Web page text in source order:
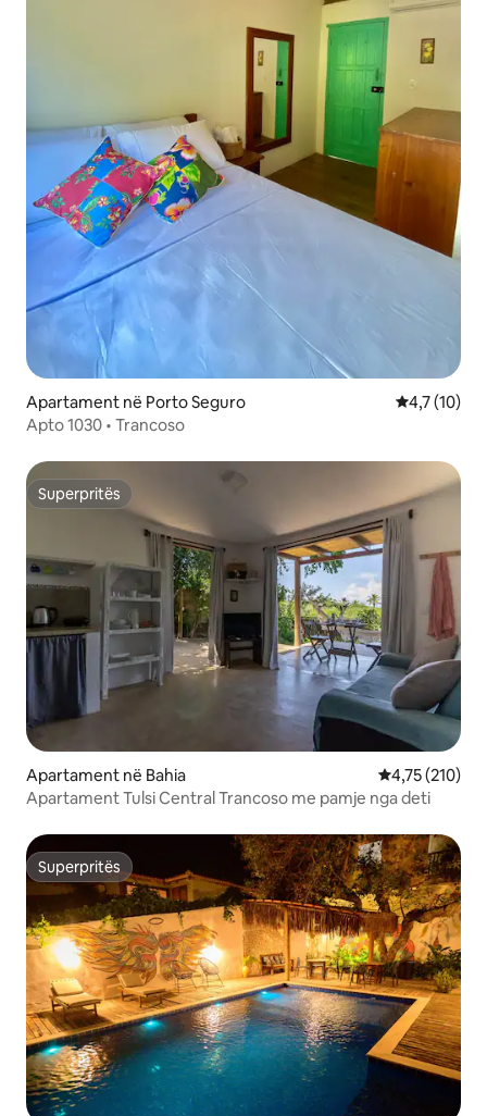
Apartament në Porto Seguro Vlerësimi
4,7 (10)
Apto 1030 • Trancoso
Superpritës
Superpritës
Apartament në Bahia Vlerësimi
4,75 (210)
Apartament Tulsi Central Trancoso me pamje nga deti
Superpritës
Superpritës